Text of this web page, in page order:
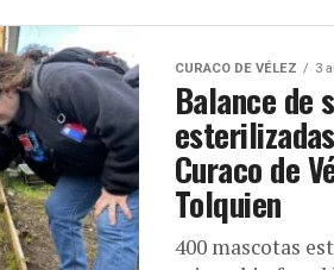
CURACO DE VÉLEZ 3
Balance de
Curaco de
Tolquien
400 mascotas